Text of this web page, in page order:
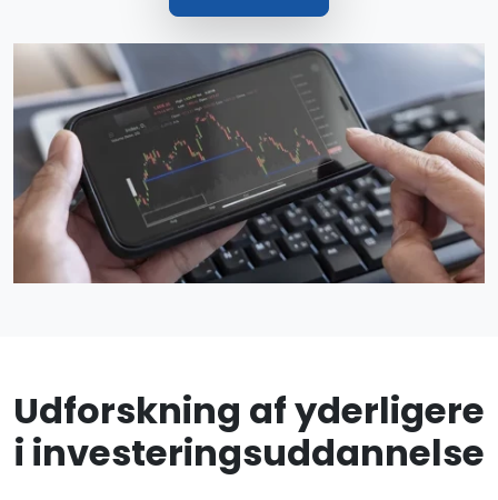
Udforskning af yderligere
i investeringsuddannelse